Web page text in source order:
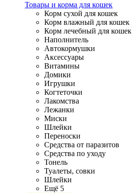
Товары и корма для кошек
Корм сухой для кошек
Корм влажный для кошек
Корм лечебный для кошек
Наполнитель
Автокормушки
Аксессуары
Витамины
Домики
Игрушки
Когтеточки
Лакомства
Лежанки
Миски
Шлейки
Переноски
Средства от паразитов
Средства по уходу
Тонель
Туалеты, совки
Шлейки
Ещё 5